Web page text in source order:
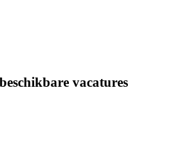
vacatures